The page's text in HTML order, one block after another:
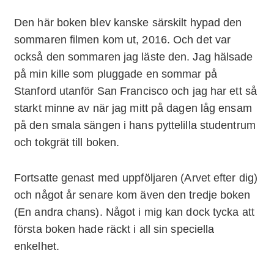
Den här boken blev kanske särskilt hypad den
sommaren filmen kom ut, 2016. Och det var
också den sommaren jag läste den. Jag hälsade
på min kille som pluggade en sommar på
Stanford utanför San Francisco och jag har ett så
starkt minne av när jag mitt på dagen låg ensam
på den smala sängen i hans pyttelilla studentrum
och tokgrät till boken.
Fortsatte genast med uppföljaren (Arvet efter dig)
och något år senare kom även den tredje boken
(En andra chans). Något i mig kan dock tycka att
första boken hade räckt i all sin speciella
enkelhet.